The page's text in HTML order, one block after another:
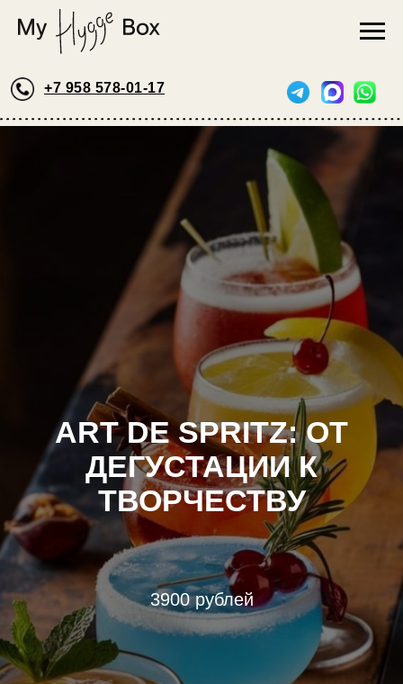
+7 958 578-01-17
ART DE SPRITZ: ОТ
ДЕГУСТАЦИИ К
ТВОРЧЕСТВУ
3900 рублей